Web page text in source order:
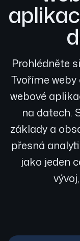
Prohlédněte
Tvoříme
webové
na datech.
základy a
přesná
jako jeden